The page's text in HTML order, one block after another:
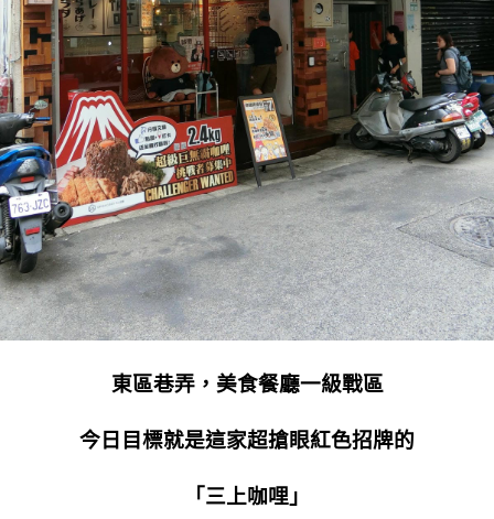
東區巷弄，美食餐廳一級戰區
今日目標就是這家超搶眼紅色招牌的
「三上咖哩」